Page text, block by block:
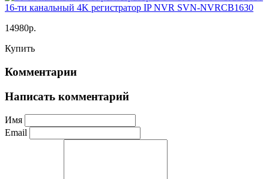
16-ти канальный 4K регистратор IP NVR SVN-NVRCB1630
14980р.
Купить
Комментарии
Написать комментарий
Имя
Email